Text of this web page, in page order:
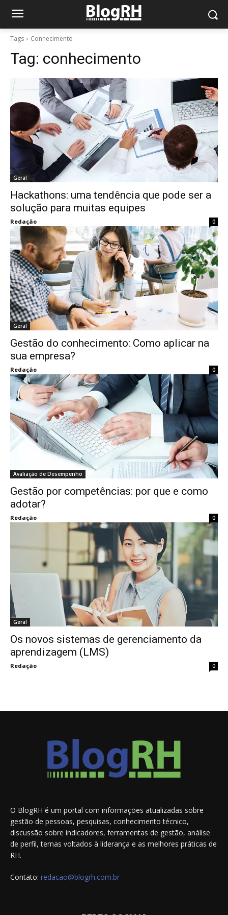
Tags Conhecimento
Tag: conhecimento
Geral
Hackathons: uma tendência que pode ser a
solução para muitas equipes
Redação 0
Geral
Gestão do conhecimento: Como aplicar na
sua empresa?
Redação 0
Avaliação de Desempenho
Gestão por competências: por que e como
adotar?
Redação 0
Geral
Os novos sistemas de gerenciamento da
aprendizagem (LMS)
Redação 0
O BlogRH é um portal com informações atualizadas sobre
gestão de pessoas, pesquisas, conhecimento técnico,
discussão sobre indicadores, ferramentas de gestão, análise
de perfil, temas voltados à liderança e as melhores práticas de
RH.
Contato: redacao@blogrh.com.br